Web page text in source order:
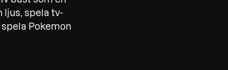
ljus, spela tv-
Pokemon